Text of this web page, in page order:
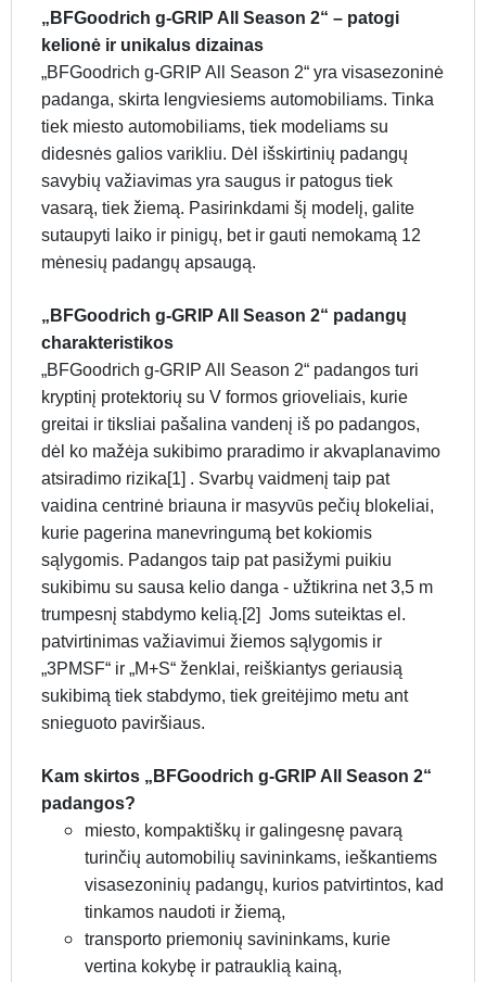
„BFGoodrich g-GRIP All Season 2“ – patogi
kelionė ir unikalus dizainas
„BFGoodrich g-GRIP All Season 2“ yra visasezoninė
padanga, skirta lengviesiems automobiliams. Tinka
tiek miesto automobiliams, tiek modeliams su
didesnės galios varikliu. Dėl išskirtinių padangų
savybių važiavimas yra saugus ir patogus tiek
vasarą, tiek žiemą. Pasirinkdami šį modelį, galite
sutaupyti laiko ir pinigų, bet ir gauti nemokamą 12
mėnesių padangų apsaugą.
„BFGoodrich g-GRIP All Season 2“ padangų
charakteristikos
„BFGoodrich g-GRIP All Season 2“ padangos turi
kryptinį protektorių su V formos grioveliais, kurie
greitai ir tiksliai pašalina vandenį iš po padangos,
dėl ko mažėja sukibimo praradimo ir akvaplanavimo
atsiradimo rizika[1] . Svarbų vaidmenį taip pat
vaidina centrinė briauna ir masyvūs pečių blokeliai,
kurie pagerina manevringumą bet kokiomis
sąlygomis. Padangos taip pat pasižymi puikiu
sukibimu su sausa kelio danga - užtikrina net 3,5 m
trumpesnį stabdymo kelią.[2] Joms suteiktas el.
patvirtinimas važiavimui žiemos sąlygomis ir
„3PMSF“ ir „M+S“ ženklai, reiškiantys geriausią
sukibimą tiek stabdymo, tiek greitėjimo metu ant
snieguoto paviršiaus.
Kam skirtos „BFGoodrich g-GRIP All Season 2“
padangos?
miesto, kompaktiškų ir galingesnę pavarą
turinčių automobilių savininkams, ieškantiems
visasezoninių padangų, kurios patvirtintos, kad
tinkamos naudoti ir žiemą,
transporto priemonių savininkams, kurie
vertina kokybę ir patrauklią kainą,